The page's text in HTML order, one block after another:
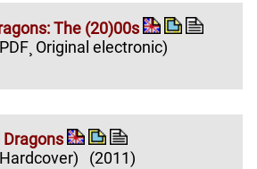
The (20)00s
Original electronic)
(2011)